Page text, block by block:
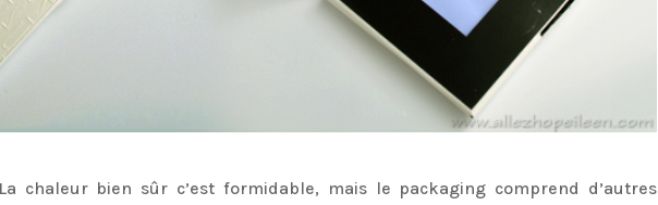
chaleur bien sûr c’est formidable, mais le packaging comprend d’autres